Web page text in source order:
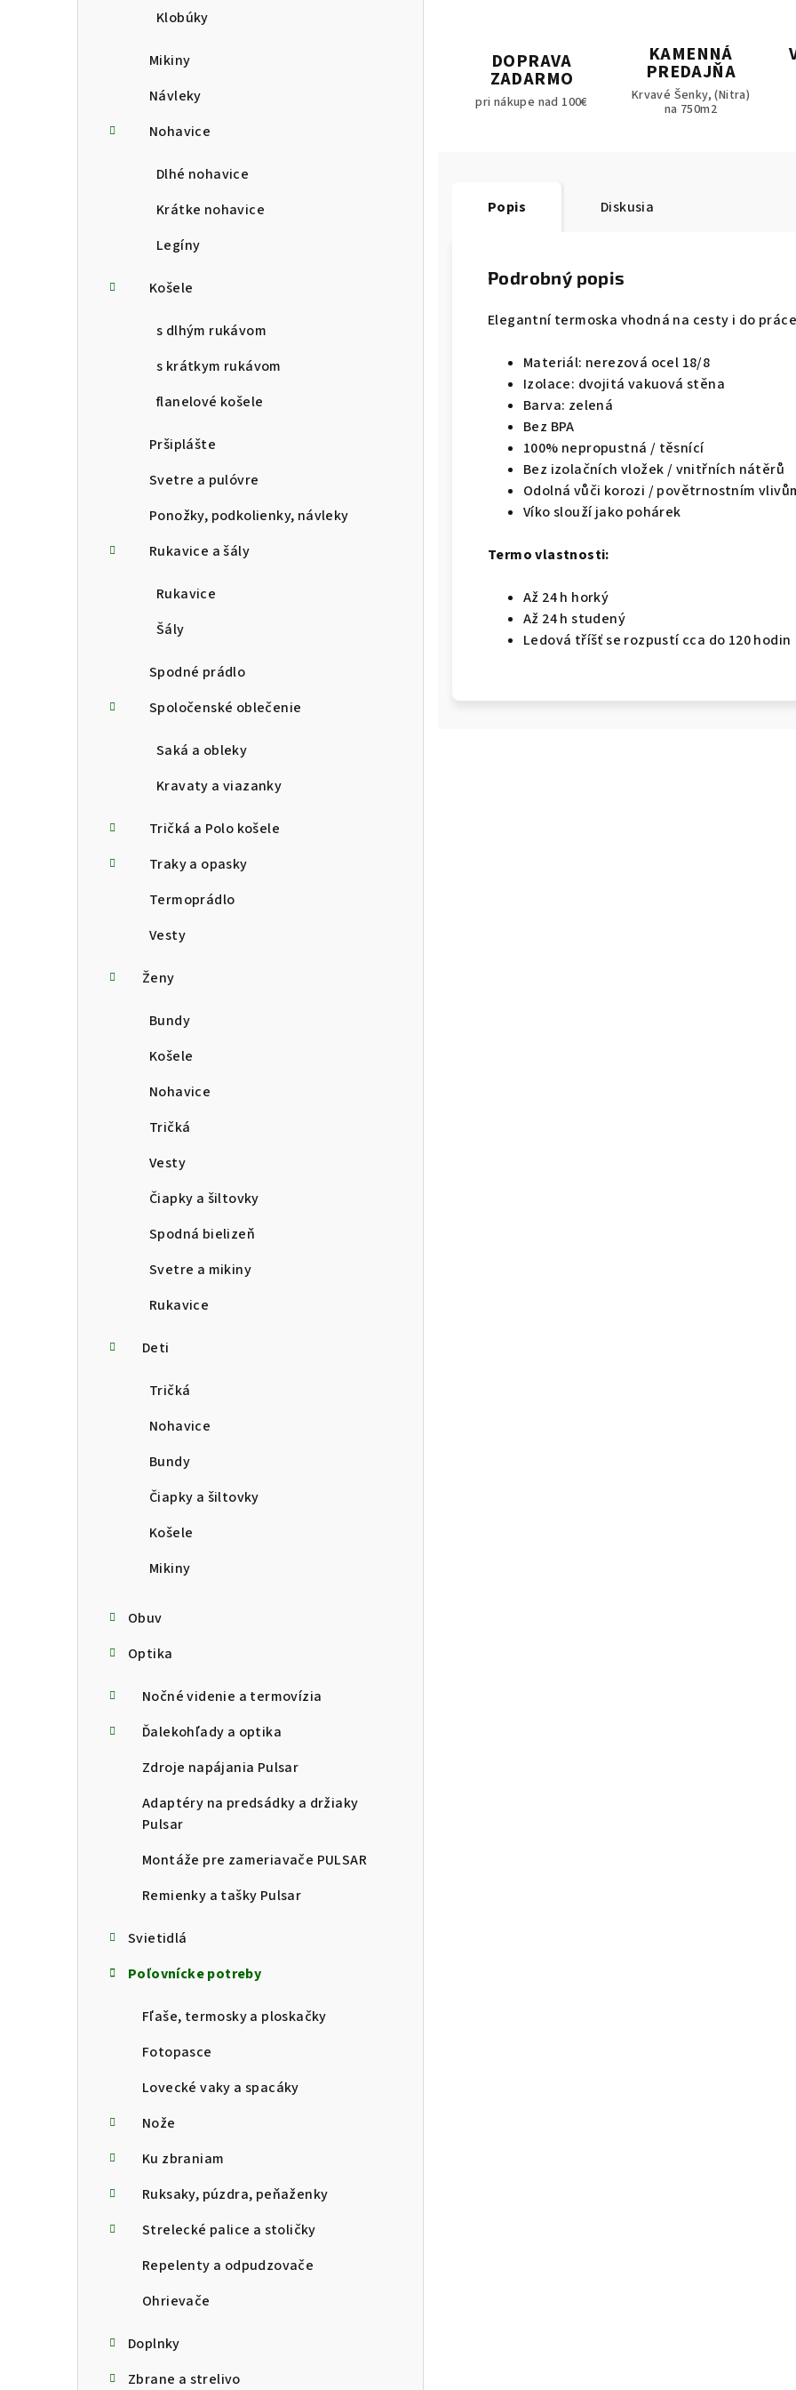
Klobúky
Mikiny
Návleky
Nohavice
Dlhé nohavice
Krátke nohavice
Legíny
Košele
s dlhým rukávom
s krátkym rukávom
flanelové košele
Pršiplášte
Svetre a pulóvre
Ponožky, podkolienky, návleky
Rukavice a šály
Rukavice
Šály
Spodné prádlo
Spoločenské oblečenie
Saká a obleky
Kravaty a viazanky
Tričká a Polo košele
Traky a opasky
Termoprádlo
Vesty
Ženy
Bundy
Košele
Nohavice
Tričká
Vesty
Čiapky a šiltovky
Spodná bielizeň
Svetre a mikiny
Rukavice
Deti
Tričká
Nohavice
Bundy
Čiapky a šiltovky
Košele
Mikiny
Obuv
Optika
Nočné videnie a termovízia
Ďalekohľady a optika
Zdroje napájania Pulsar
Adaptéry na predsádky a držiaky
Pulsar
Montáže pre zameriavače PULSAR
Remienky a tašky Pulsar
Svietidlá
Poľovnícke potreby
Fľaše, termosky a ploskačky
Fotopasce
Lovecké vaky a spacáky
Nože
Ku zbraniam
Ruksaky, púzdra, peňaženky
Strelecké palice a stoličky
Repelenty a odpudzovače
Ohrievače
Doplnky
Zbrane a strelivo
DOPRAVA
ZADARMO
pri nákupe nad 100€
KAMENNÁ
PREDAJŇA
Krvavé Šenky, (Nitra)
na 750m2
Popis Diskusia
Podrobný popis
Elegantní termoska vhodná na cesty i do
Materiál: nerezová ocel 18/8
Izolace: dvojitá vakuová stěna
Barva: zelená
Bez BPA
100% nepropustná / těsnící
Bez izolačních vložek / vnitřních nátěrů
Odolná vůči korozi / povětrnostním
Víko slouží jako pohárek
Termo vlastnosti:
Až 24 h horký
Až 24 h studený
Ledová tříšť se rozpustí cca do 120 hodin